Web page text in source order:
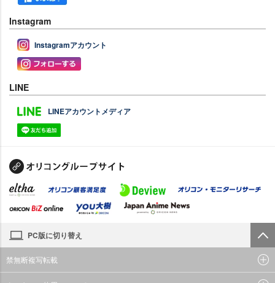
Instagram
Instagramアカウント
LINE
LINEアカウントメディア
PC版に切り替え
禁無断複写転載